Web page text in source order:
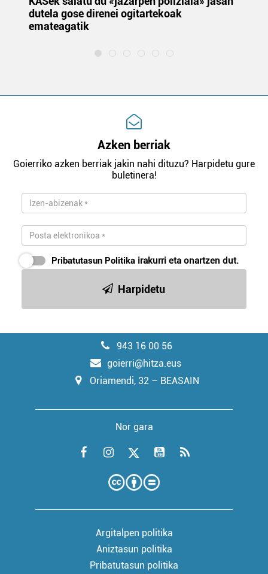
dutela gose direnei ogitartekoak
emateagatik
Azken berriak
Goierriko azken berriak jakin nahi dituzu? Harpidetu gure
buletinera!
Pribatutasun Politika irakurri eta onartzen dut.
Harpidetu
943 16 00 56
goierri@hitza.eus
Oriamendi, 32 – BEASAIN
Nor gara
Argitalpen politika
Aniztasun politika
Pribatutasun politika